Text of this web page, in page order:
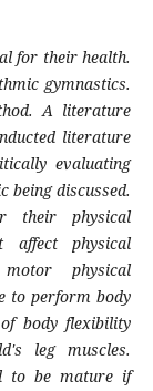
for their health.
gymnastics.
A literature
literature
evaluating
being discussed.
their physical
affect physical
physical
to perform body
body flexibility
leg muscles.
to be mature if